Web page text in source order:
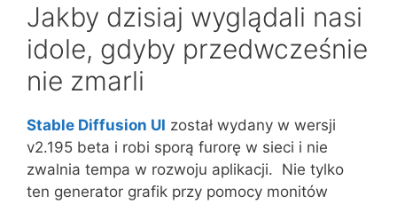
Jakby dzisiaj wyglądali nasi
idole, gdyby przedwcześnie
nie zmarli
Stable Diffusion UI został wydany w wersji
v2.195 beta i robi sporą furorę w sieci i nie
zwalnia tempa w rozwoju aplikacji. Nie tylko
ten generator grafik przy pomocy monitów